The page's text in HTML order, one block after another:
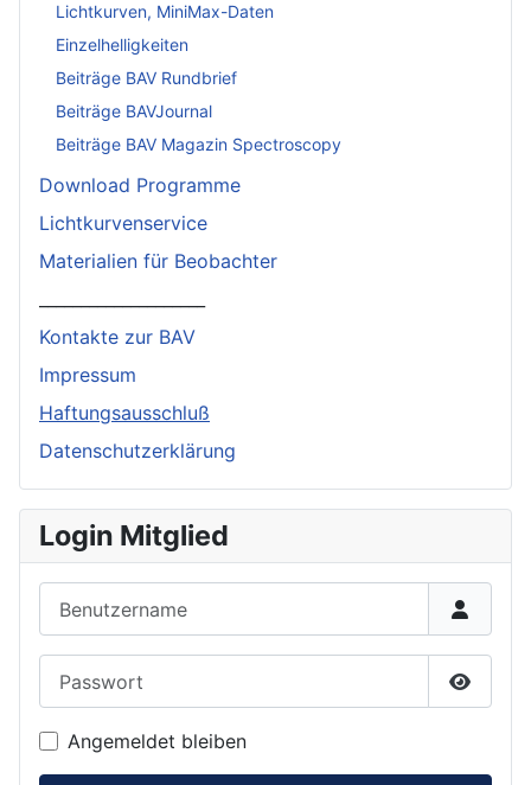
Lichtkurven, MiniMax-Daten
Einzelhelligkeiten
Beiträge BAV Rundbrief
Beiträge BAVJournal
Beiträge BAV Magazin Spectroscopy
Download Programme
Lichtkurvenservice
Materialien für Beobachter
Kontakte zur BAV
Impressum
Haftungsausschluß
Datenschutzerklärung
Login Mitglied
Angemeldet bleiben